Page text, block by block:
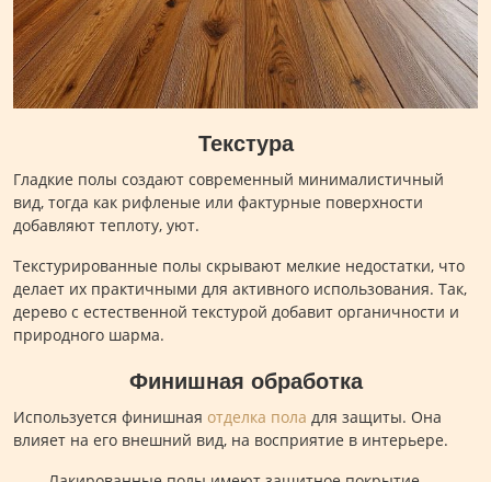
Текстура
Гладкие полы создают современный минималистичный
вид, тогда как рифленые или фактурные поверхности
добавляют теплоту, уют.
Текстурированные полы скрывают мелкие недостатки, что
делает их практичными для активного использования. Так,
дерево с естественной текстурой добавит органичности и
природного шарма.
Финишная обработка
Используется финишная отделка пола для защиты. Она
влияет на его внешний вид, на восприятие в интерьере.